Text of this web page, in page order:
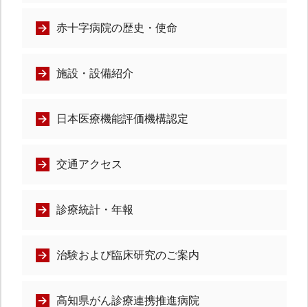
赤十字病院の歴史・使命
施設・設備紹介
日本医療機能評価機構認定
交通アクセス
診療統計・年報
治験および臨床研究のご案内
高知県がん診療連携推進病院